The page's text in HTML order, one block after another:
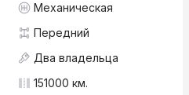
Механическая
Передний
Два владельца
151000 км.